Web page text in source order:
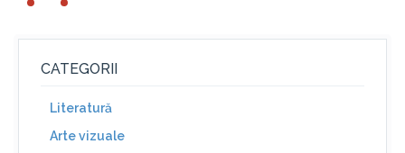
CATEGORII
Literatură
Arte vizuale